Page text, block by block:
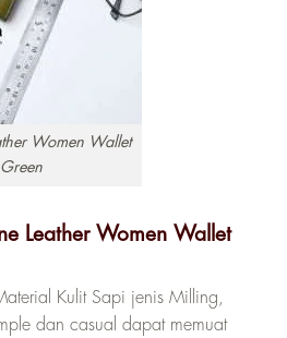
Women Wallet
Leather Women Wallet
Kulit Sapi jenis Milling,
dan casual dapat memuat